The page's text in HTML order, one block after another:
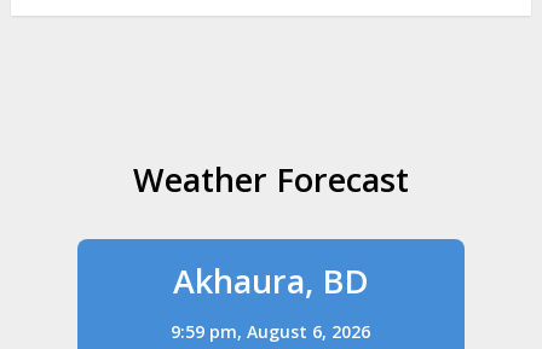
Weather Forecast
Akhaura, BD
9:59 pm,August 6, 2026